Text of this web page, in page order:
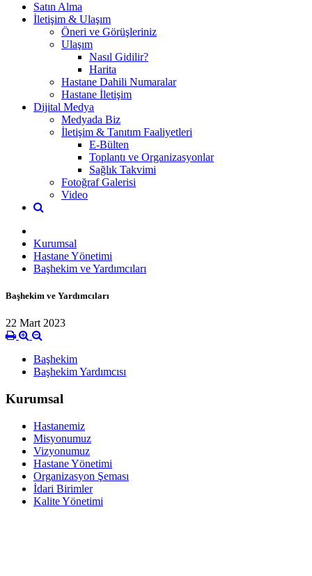
Satın Alma
İletişim & Ulaşım
Öneri ve Görüşleriniz
Ulaşım
Nasıl Gidilir?
Harita
Hastane Dahili Numaralar
Hastane İletişim
Dijital Medya
Medyada Biz
İletişim & Tanıtım Faaliyetleri
E-Bülten
Toplantı ve Organizasyonlar
Sağlık Takvimi
Fotoğraf Galerisi
Video
Kurumsal
Hastane Yönetimi
Başhekim ve Yardımcıları
Başhekim ve Yardımcıları
22 Mart 2023
Başhekim
Başhekim Yardımcısı
Kurumsal
Hastanemiz
Misyonumuz
Vizyonumuz
Hastane Yönetimi
Organizasyon Şeması
İdari Birimler
Kalite Yönetimi